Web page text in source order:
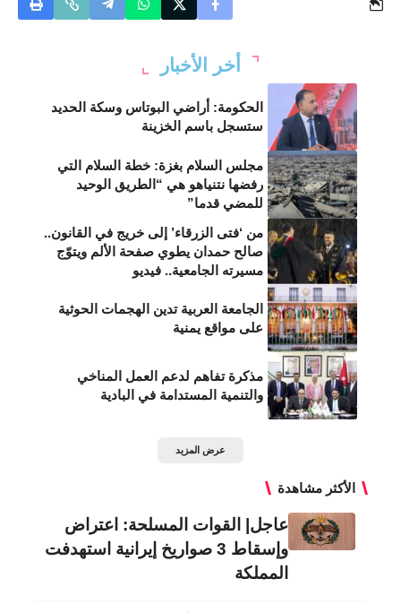
أخر الأخبار
الحكومة: أراضي البوتاس وسكة الحديد
ستسجل باسم الخزينة
مجلس السلام بغزة: خطة السلام التي
رفضها نتنياهو هي “الطريق الوحيد
للمضي قدما”
من ‘فتى الزرقاء’ إلى خريج في القانون..
صالح حمدان يطوي صفحة الألم ويتوّج
مسيرته الجامعية.. فيديو
الجامعة العربية تدين الهجمات الحوثية
على مواقع يمنية
مذكرة تفاهم لدعم العمل المناخي
والتنمية المستدامة في البادية
عرض المزيد
الأكثر مشاهدة
عاجل| القوات المسلحة: اعتراض
وإسقاط 3 صواريخ إيرانية استهدفت
المملكة